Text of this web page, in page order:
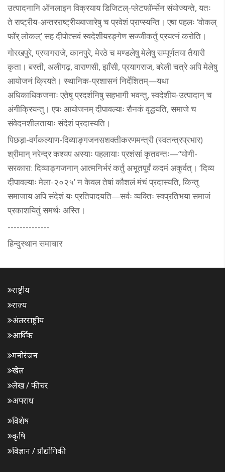
उत्पादनानि ऑनलाइन विक्रयाय डिजिटल्-प्लेटफॉर्म्सेन संयोज्यन्ते, यतः
ते राष्ट्रीय-अन्तरराष्ट्रीयबाजारेषु च प्रवेशं प्राप्स्यन्ति। एषा पहलः ‘वोकल्
फॉर् लोकल्’ सह दीपोत्सवं स्वदेशीयरङ्गेण सज्जीकर्तुं प्रयत्नं करोति।
गोरखपुरे, प्रयागराजे, कानपुरे, मेरठे च मण्डलेषु मेलेषु सम्पूर्णतया तैयारी
कृता। बस्ती, अलीगढ़, वाराणसी, झाँसी, प्रयागराज, बरेली चत्रे अपि मेलेषु
आयोजनं क्रियते। स्थानिक-प्रशासनं निर्देशितम्—यथा
अधिकाधिकजनाः एतेषु प्रदर्शनिषु सहभागी भवन्तु, स्वदेशीय-उत्पादान् च
अंगीक्रियन्तु। एषः आयोजनम् दीपावल्याः रौनकं वृद्धयति, समाजे च
संवेदनशीलतायाः संदेशं प्रदास्यति।
पिछड़ा-वर्गकल्याण-दिव्याङ्गजनसशक्तीकरणमन्त्री (स्वतन्त्रप्रभार)
श्रीमान् नरेन्द्र कश्यप अस्याः पहलायाः प्रशंसां कृतवन्तः—“योगी-
सरकारा: दिव्याङ्गजनान् आत्मनिर्भरं कर्तुं अभूतपूर्वं कदमं अकुर्वत्। ‘दिव्य
दीपावल्याः मेला-२०२५’ न केवल तेषां कौशलं मंचं प्रदास्यति, किन्तु
समाजाय अपि संदेशं यः प्रतिपादयति—सर्वः व्यक्तिः स्वप्रतिभया समाजं
प्रकाशयितुं समर्थः अस्ति।
--------------
हिन्दुस्थान समाचार
राष्ट्रीय
राज्य
अंतरराष्ट्रीय
आर्थिक
मनोरंजन
खेल
लेख / फीचर
अपराध
विशेष
कृषि
विज्ञान / प्रौद्योगिकी